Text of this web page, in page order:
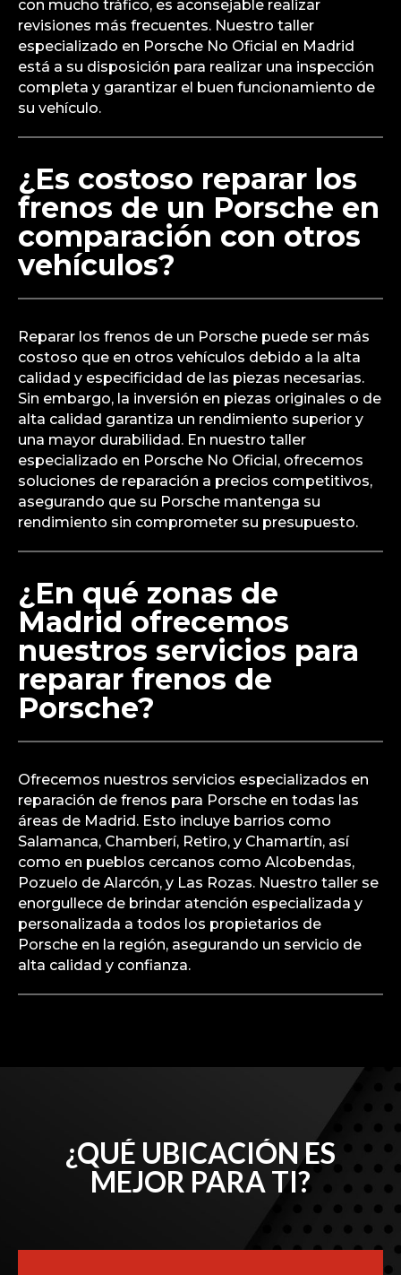
con mucho tráfico, es aconsejable realizar
revisiones más frecuentes. Nuestro taller
especializado en Porsche No Oficial en Madrid
está a su disposición para realizar una inspección
completa y garantizar el buen funcionamiento de
su vehículo.
¿Es costoso reparar los
frenos de un Porsche en
comparación con otros
vehículos?
Reparar los frenos de un Porsche puede ser más
costoso que en otros vehículos debido a la alta
calidad y especificidad de las piezas necesarias.
Sin embargo, la inversión en piezas originales o de
alta calidad garantiza un rendimiento superior y
una mayor durabilidad. En nuestro taller
especializado en Porsche No Oficial, ofrecemos
soluciones de reparación a precios competitivos,
asegurando que su Porsche mantenga su
rendimiento sin comprometer su presupuesto.
¿En qué zonas de
Madrid ofrecemos
nuestros servicios para
reparar frenos de
Porsche?
Ofrecemos nuestros servicios especializados en
reparación de frenos para Porsche en todas las
áreas de Madrid. Esto incluye barrios como
Salamanca, Chamberí, Retiro, y Chamartín, así
como en pueblos cercanos como Alcobendas,
Pozuelo de Alarcón, y Las Rozas. Nuestro taller se
enorgullece de brindar atención especializada y
personalizada a todos los propietarios de
Porsche en la región, asegurando un servicio de
alta calidad y confianza.
¿QUÉ UBICACIÓN ES
MEJOR PARA TI?